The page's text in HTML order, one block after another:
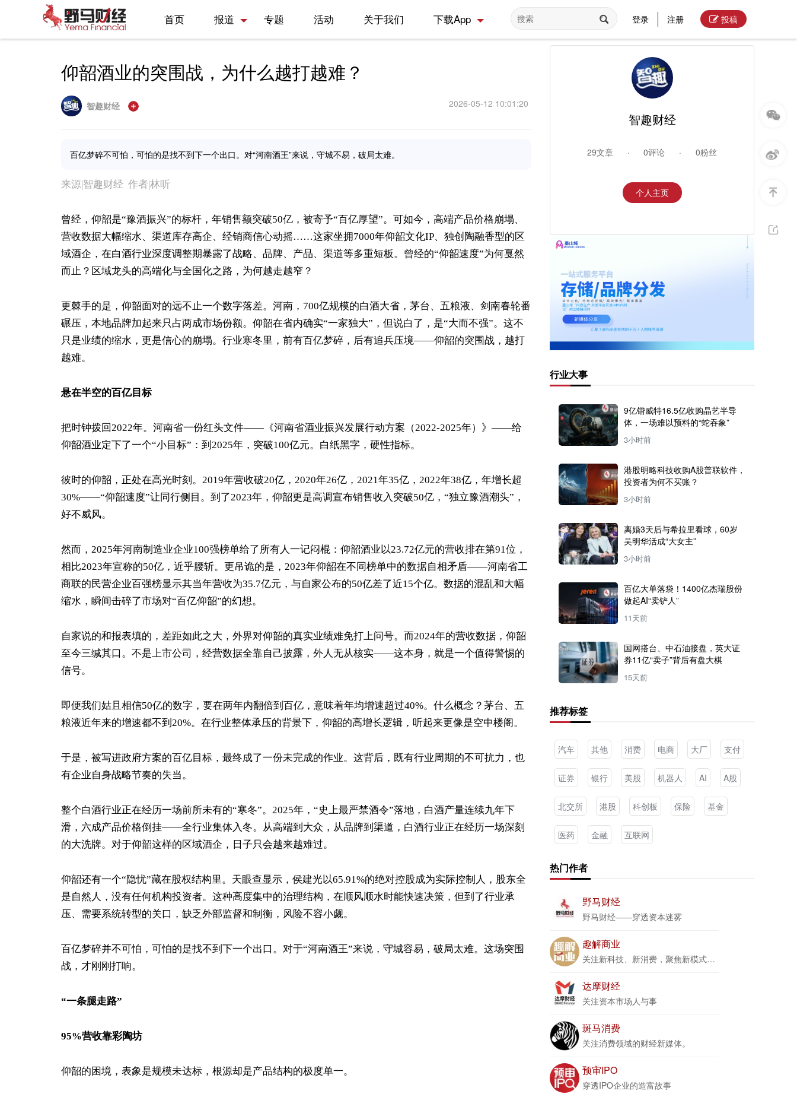
首页 报道 专题 活动 关于我们 下载App 登录 注册 投稿
仰韶酒业的突围战，为什么越打越难？
智趣财经 2026-05-12 10:01:20
百亿梦碎不可怕，可怕的是找不到下一个出口。对“河南酒王”来说，守城不易，破局太难。
来源|智趣财经 作者|林听
曾经，仰韶是“豫酒振兴”的标杆，年销售额突破50亿，被寄予“百亿厚望”。可如今，高端产品价格崩塌、
营收数据大幅缩水、渠道库存高企、经销商信心动摇……这家坐拥7000年仰韶文化IP、独创陶融香型的区
域酒企，在白酒行业深度调整期暴露了战略、品牌、产品、渠道等多重短板。曾经的“仰韶速度”为何戛然
而止？区域龙头的高端化与全国化之路，为何越走越窄？
更棘手的是，仰韶面对的远不止一个数字落差。河南，700亿规模的白酒大省，茅台、五粮液、剑南春轮番
碾压，本地品牌加起来只占两成市场份额。仰韶在省内确实“一家独大”，但说白了，是“大而不强”。这不
只是业绩的缩水，更是信心的崩塌。行业寒冬里，前有百亿梦碎，后有追兵压境——仰韶的突围战，越打
越难。
悬在半空的百亿目标
把时钟拨回2022年。河南省一份红头文件——《河南省酒业振兴发展行动方案（2022-2025年）》——给
仰韶酒业定下了一个“小目标”：到2025年，突破100亿元。白纸黑字，硬性指标。
彼时的仰韶，正处在高光时刻。2019年营收破20亿，2020年26亿，2021年35亿，2022年38亿，年增长超
30%——“仰韶速度”让同行侧目。到了2023年，仰韶更是高调宣布销售收入突破50亿，“独立豫酒潮头”，
好不威风。
然而，2025年河南制造业企业100强榜单给了所有人一记闷棍：仰韶酒业以23.72亿元的营收排在第91位，
相比2023年宣称的50亿，近乎腰斩。更吊诡的是，2023年仰韶在不同榜单中的数据自相矛盾——河南省工
商联的民营企业百强榜显示其当年营收为35.7亿元，与自家公布的50亿差了近15个亿。数据的混乱和大幅
缩水，瞬间击碎了市场对“百亿仰韶”的幻想。
自家说的和报表填的，差距如此之大，外界对仰韶的真实业绩难免打上问号。而2024年的营收数据，仰韶
至今三缄其口。不是上市公司，经营数据全靠自己披露，外人无从核实——这本身，就是一个值得警惕的
信号。
即便我们姑且相信50亿的数字，要在两年内翻倍到百亿，意味着年均增速超过40%。什么概念？茅台、五
粮液近年来的增速都不到20%。在行业整体承压的背景下，仰韶的高增长逻辑，听起来更像是空中楼阁。
于是，被写进政府方案的百亿目标，最终成了一份未完成的作业。这背后，既有行业周期的不可抗力，也
有企业自身战略节奏的失当。
整个白酒行业正在经历一场前所未有的“寒冬”。2025年，“史上最严禁酒令”落地，白酒产量连续九年下
滑，六成产品价格倒挂——全行业集体入冬。从高端到大众，从品牌到渠道，白酒行业正在经历一场深刻
的大洗牌。对于仰韶这样的区域酒企，日子只会越来越难过。
仰韶还有一个“隐忧”藏在股权结构里。天眼查显示，侯建光以65.91%的绝对控股成为实际控制人，股东全
是自然人，没有任何机构投资者。这种高度集中的治理结构，在顺风顺水时能快速决策，但到了行业承
压、需要系统转型的关口，缺乏外部监督和制衡，风险不容小觑。
百亿梦碎并不可怕，可怕的是找不到下一个出口。对于“河南酒王”来说，守城容易，破局太难。这场突围
战，才刚刚打响。
“一条腿走路”
95%营收靠彩陶坊
仰韶的困境，表象是规模未达标，根源却是产品结构的极度单一。
智趣财经
29文章 · 0评论 · 0粉丝
个人主页
行业大事
9亿锴威特16.5亿收购晶艺半导
体，一场难以预料的“蛇吞象”
3小时前
港股明略科技收购A股普联软件，
投资者为何不买账？
3小时前
离婚3天后与希拉里看球，60岁
吴明华活成“大女主”
3小时前
百亿大单落袋！1400亿杰瑞股份
做起AI“卖铲人”
11天前
国网搭台、中石油接盘，英大证
券11亿“卖子”背后有盘大棋
15天前
推荐标签
汽车 其他 消费 电商 大厂 支付
证券 银行 美股 机器人 AI A股
北交所 港股 科创板 保险 基金
医药 金融 互联网
热门作者
野马财经
野马财经——穿透资本迷雾
趣解商业
关注新科技、新消费，聚焦新模式、新商业
达摩财经
关注资本市场人与事
斑马消费
关注消费领域的财经新媒体。
预审IPO
穿透IPO企业的造富故事